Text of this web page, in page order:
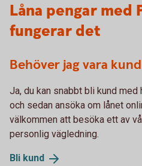
Låna pengar med
fungerar det
Behöver jag vara
Ja, du kan snabbt bli kund
och sedan ansöka om lånet
välkommen att besöka ett av
personlig vägledning.
Bli kund